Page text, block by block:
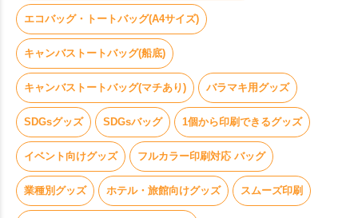
エコバッグ・トートバッグ(A4サイズ)
キャンバストートバッグ(船底)
キャンバストートバッグ(マチあり) バラマキ用グッズ
SDGsグッズ SDGsバッグ 1個から印刷できるグッズ
イベント向けグッズ フルカラー印刷対応 バッグ
業種別グッズ ホテル・旅館向けグッズ スムーズ印刷